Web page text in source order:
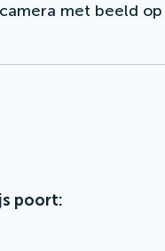
met beeld op
poort: